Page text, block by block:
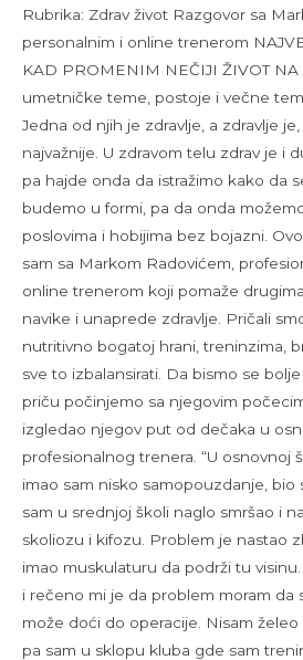
Rubrika: Zdrav život Razgovor sa
personalnim i online trenerom
KAD PROMENIM NEČIJI ŽIVOT
umetničke teme, postoje i večne
Jedna od njih je zdravlje, a zdravlje
najvažnije. U zdravom telu zdrav je i
pa hajde onda da istražimo kako da
budemo u formi, pa da onda
poslovima i hobijima bez bojazni.
sam sa Markom Radovićem,
online trenerom koji pomaže
navike i unaprede zdravlje. Pričali
nutritivno bogatoj hrani, treninzima,
sve to izbalansirati. Da bismo se
priču počinjemo sa njegovim
izgledao njegov put od dečaka u
profesionalnog trenera. “U osnovnoj
imao sam nisko samopouzdanje, bio
sam u srednjoj školi naglo smršao i
skoliozu i kifozu. Problem je nastao
imao muskulaturu da podrži tu
i rečeno mi je da problem moram da
može doći do operacije. Nisam želeo
pa sam u sklopu kluba gde sam